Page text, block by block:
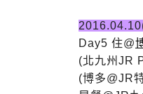
Day5 住@
(北九州JR
(博多@JR